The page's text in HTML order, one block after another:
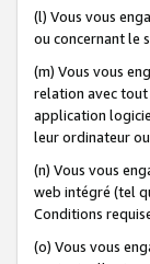
(l) Vous vous
ou concernant le
(m) Vous vous
relation avec
application
leur ordinateur
(n) Vous vous
web intégré (tel
Conditions
(o) Vous vous